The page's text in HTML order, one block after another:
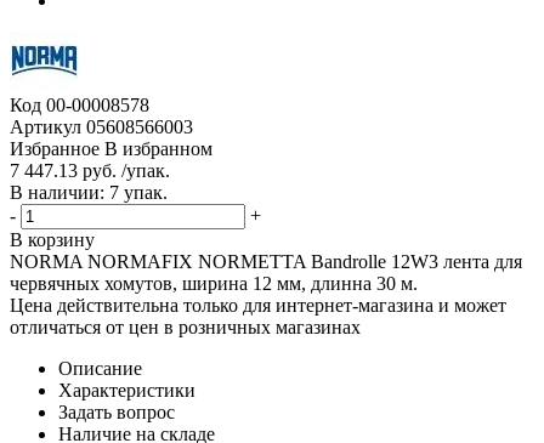
Код 00-00008578
Артикул 05608566003
Избранное В избранном
7 447.13 руб. /упак.
В наличии: 7 упак.
-
+
В корзину
NORMA NORMAFIX NORMETTA Bandrolle 12W3 лента для
червячных хомутов, ширина 12 мм, длинна 30 м.
Цена действительна только для интернет-магазина и может
отличаться от цен в розничных магазинах
Описание
Характеристики
Задать вопрос
Наличие на складе